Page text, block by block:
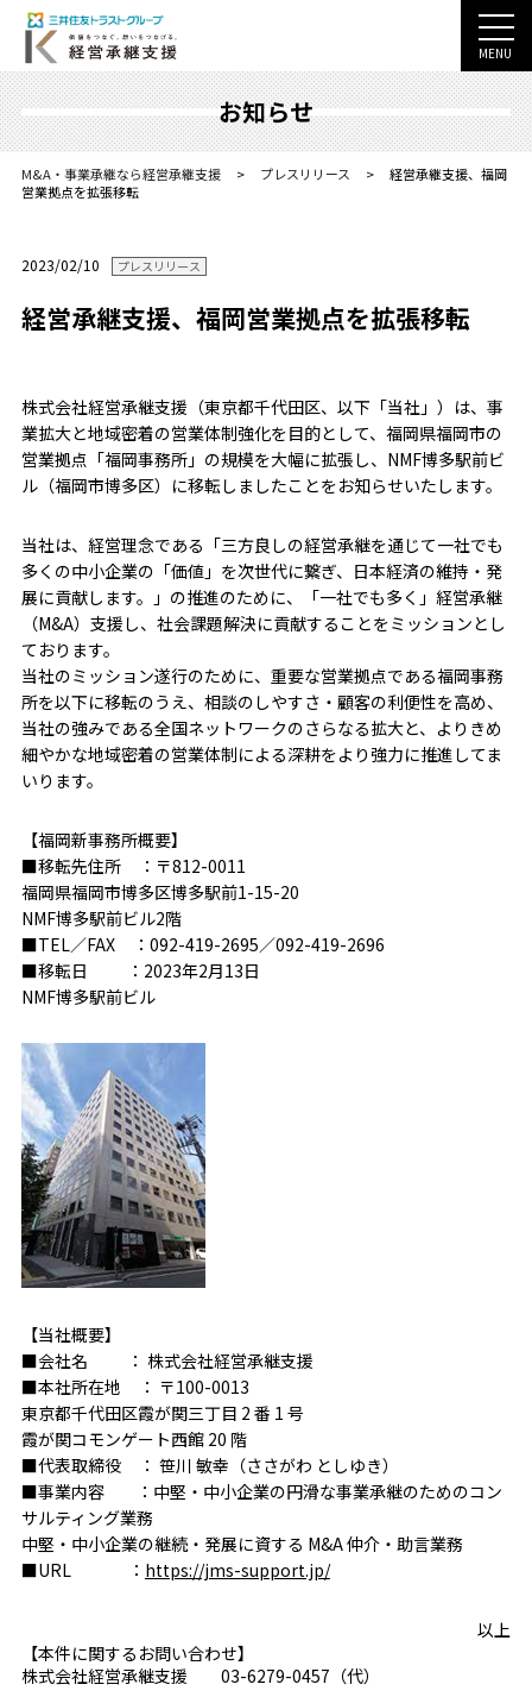
MENU
お知らせ
M&A・事業承継なら経営承継支援 > プレスリリース >
経営承継支援、福岡
営業拠点を拡張移転
2023/02/10 プレスリリース
経営承継支援、福岡営業拠点を拡張移転
株式会社経営承継支援（東京都千代田区、以下「当社」）は、事
業拡大と地域密着の営業体制強化を目的として、福岡県福岡市の
営業拠点「福岡事務所」の規模を大幅に拡張し、NMF博多駅前ビ
ル（福岡市博多区）に移転しましたことをお知らせいたします。
当社は、経営理念である「三方良しの経営承継を通じて一社でも
多くの中小企業の「価値」を次世代に繋ぎ、日本経済の維持・発
展に貢献します。」の推進のために、「一社でも多く」経営承継
（M&A）支援し、社会課題解決に貢献することをミッションとし
ております。
当社のミッション遂行のために、重要な営業拠点である福岡事務
所を以下に移転のうえ、相談のしやすさ・顧客の利便性を高め、
当社の強みである全国ネットワークのさらなる拡大と、よりきめ
細やかな地域密着の営業体制による深耕をより強力に推進してま
いります。
【福岡新事務所概要】
■移転先住所 ：〒812-0011
福岡県福岡市博多区博多駅前1-15-20
NMF博多駅前ビル2階
■TEL／FAX ：092-419-2695／092-419-2696
■移転日 ：2023年2月13日
NMF博多駅前ビル
【当社概要】
■会社名 ： 株式会社経営承継支援
■本社所在地 ： 〒100-0013
東京都千代田区霞が関三丁目 2 番 1 号
霞が関コモンゲート西館 20 階
■代表取締役 ： 笹川 敏幸（ささがわ としゆき）
■事業内容 ：中堅・中小企業の円滑な事業承継のためのコン
サルティング業務
中堅・中小企業の継続・発展に資する M&A 仲介・助言業務
■URL ： https://jms-support.jp/
以上
【本件に関するお問い合わせ】
株式会社経営承継支援 03-6279-0457（代）